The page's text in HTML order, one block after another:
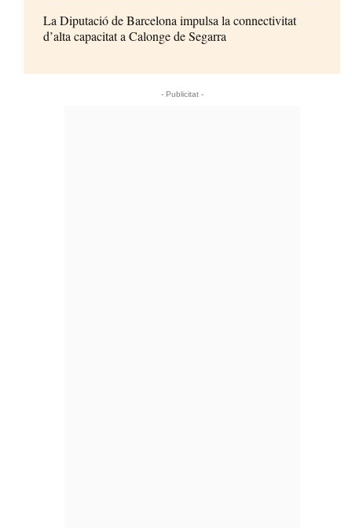
La Diputació de Barcelona impulsa la connectivitat
d’alta capacitat a Calonge de Segarra
- Publicitat -